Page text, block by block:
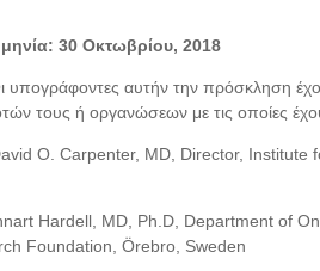
30 Οκτωβρίου, 2018
υπογράφοντες αυτήν την πρόσκληση
τους ή οργανώσεων με τις οποίες
O. Carpenter, MD, Director, Institute
Hardell, MD, Ph.D, Department of
Foundation, Örebro, Sweden